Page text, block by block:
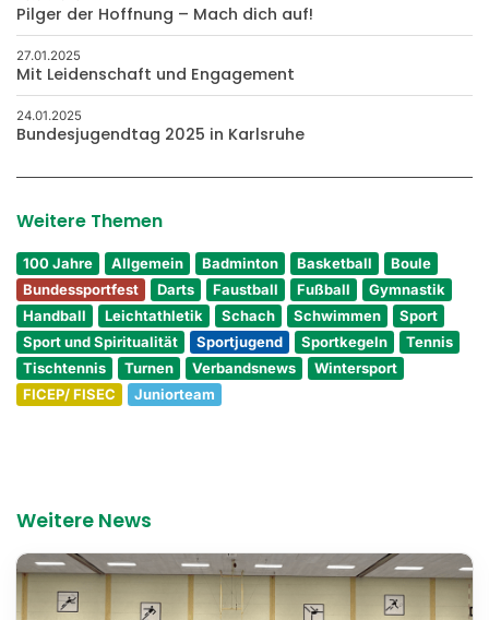
Pilger der Hoffnung – Mach dich auf!
27.01.2025
Mit Leidenschaft und Engagement
24.01.2025
Bundesjugendtag 2025 in Karlsruhe
Weitere Themen
100 Jahre Allgemein Badminton Basketball
Boule
Bundessportfest
Darts Faustball Fußball
Gymnastik
Handball
Leichtathletik Schach Schwimmen
Sport
Sport und Spiritualität
Sportjugend Sportkegeln
Tennis
Tischtennis
Turnen Verbandsnews
Wintersport
FICEP/ FISEC
Juniorteam
Weitere News